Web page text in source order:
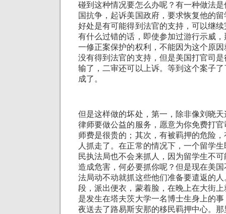
碰到这种情况要怎么办呢？有一种做法
国抗争，起诉美国政府，要求恢复他的
好处是有可能得到法官的支持，可以继
有什么过错的话，即使参加过游行示威
一修正案保护的权利，不能因为这个原
没有得到法官的支持，但是美国打官司
输了，二审还可以上诉。等到这个案子
成了。
但是这样做的坏处，第一，除非像刘晓
律师要做公益的服务，愿意为你免费打
师费是很贵的；其次，有被羁押的危险
人抓走了。在正常的情况下，一个留学
民执法局也不会来抓人，因为留学生不
造成危害，何必要抓你呢？但是现在美
法局动不动就抓这些他们准备要遣返的
段，派出便衣，蒙着脸，在晚上在大街
是发生在塔夫茨大学一名博士生身上的
夜送去了路易斯安那的移民羁押中心。